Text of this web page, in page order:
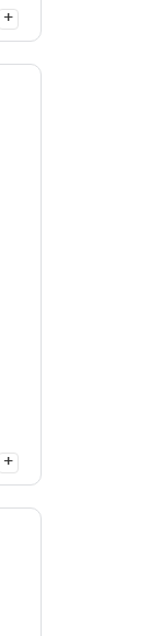
+
+